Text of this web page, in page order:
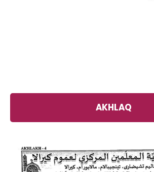
AKHLAQ